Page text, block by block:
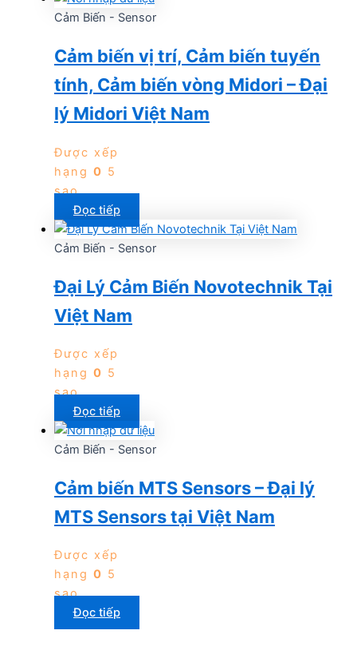
Cảm Biến - Sensor
Cảm biến vị trí, Cảm biến tuyến
tính, Cảm biến vòng Midori – Đại
lý Midori Việt Nam
Được xếp
hạng 0 5
sao
Đọc tiếp
Cảm Biến - Sensor
Đại Lý Cảm Biến Novotechnik Tại
Việt Nam
Được xếp
hạng 0 5
sao
Đọc tiếp
Cảm Biến - Sensor
Cảm biến MTS Sensors – Đại lý
MTS Sensors tại Việt Nam
Được xếp
hạng 0 5
sao
Đọc tiếp